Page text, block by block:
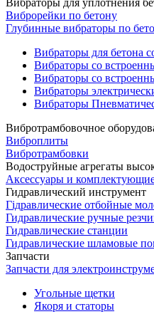
Вибраторы для уплотнения
Виброрейки по бетону
Глубинные вибраторы по
Вибраторы для бетона
Вибраторы со
Вибраторы со
Вибраторы
Вибраторы
Вибротрамбовочное
Виброплиты
Вибротрамбовки
Водоструйные агрегаты
Аксессуары и
Гидравлический инструмент
Гідравлические отбойные
Гидравлические ручные
Гидравлические станции
Гидравлические шламовые
Запчасти
Запчасти для
Угольные щетки
Якоря и статоры